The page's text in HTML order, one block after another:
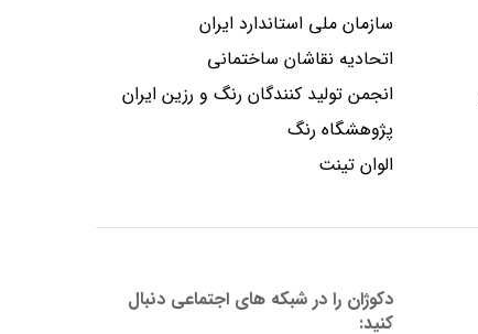
سازمان ملی استاندارد ایران
اتحادیه نقاشان ساختمانی
انجمن توليد كنندگان رنگ و رزين ايران
پژوهشگاه رنگ
الوان تینت
دکوژان را در شبکه های اجتماعی دنبال
کنید: